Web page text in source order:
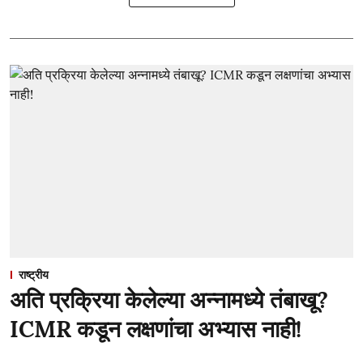
राष्ट्रीय
अति प्रक्रिया केलेल्या अन्नामध्ये तंबाखू?
ICMR कडून लक्षणांचा अभ्यास नाही!